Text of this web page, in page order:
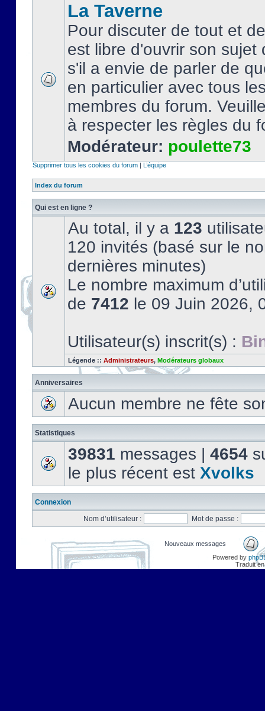
La Taverne
Pour discuter de tout et
est libre d'ouvrir son sujet
s'il a envie de parler de
en particulier avec tous
membres du forum.
à respecter les règles du
Modérateur: poulette73
Supprimer tous les cookies du forum | L’équipe
Index du forum
Qui est en ligne ?
Au total, il y a 123
120 invités (basé sur le
dernières minutes)
Le nombre maximum
de 7412 le 09 Juin 2026,
Utilisateur(s) inscrit(s) :
Légende :: Administrateurs, Modérateurs globaux
Anniversaires
Aucun membre ne fête
Statistiques
39831 messages | 4654
le plus récent est Xvolks
Connexion
Nom d’utilisateur :
Mot de passe :
Nouveaux messages
Powered by
Traduit